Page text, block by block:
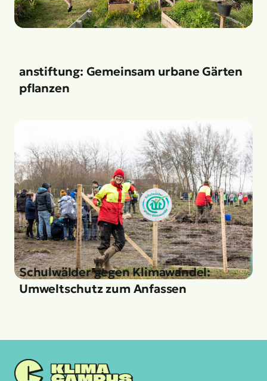
anstiftung: Gemeinsam urbane Gärten
pflanzen
Schulwälder gegen Klimawandel:
Umweltschutz zum Anfassen